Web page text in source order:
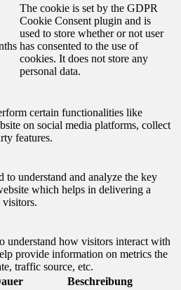
The cookie is set by the GDPR
Cookie Consent plugin and is
used to store whether or not user
has consented to the use of
cookies. It does not store any
personal data.
certain functionalities like
on social media platforms, collect
features.
to understand and analyze the key
which helps in delivering a
visitors.
understand how visitors interact with
provide information on metrics the
traffic source, etc.
Beschreibung